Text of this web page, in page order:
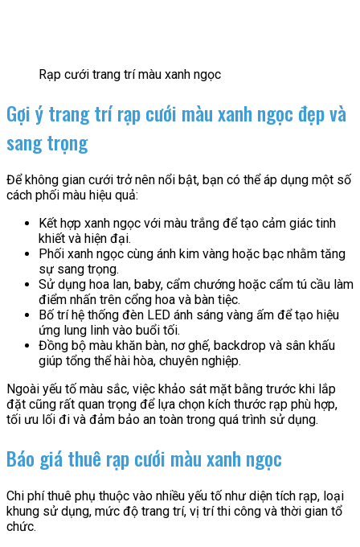
Rạp cưới trang trí màu xanh ngọc
Gợi ý trang trí rạp cưới màu xanh ngọc đẹp và
sang trọng
Để không gian cưới trở nên nổi bật, bạn có thể áp dụng một số
cách phối màu hiệu quả:
Kết hợp xanh ngọc với màu trắng để tạo cảm giác tinh
khiết và hiện đại.
Phối xanh ngọc cùng ánh kim vàng hoặc bạc nhằm tăng
sự sang trọng.
Sử dụng hoa lan, baby, cẩm chướng hoặc cẩm tú cầu làm
điểm nhấn trên cổng hoa và bàn tiệc.
Bố trí hệ thống đèn LED ánh sáng vàng ấm để tạo hiệu
ứng lung linh vào buổi tối.
Đồng bộ màu khăn bàn, nơ ghế, backdrop và sân khấu
giúp tổng thể hài hòa, chuyên nghiệp.
Ngoài yếu tố màu sắc, việc khảo sát mặt bằng trước khi lắp
đặt cũng rất quan trọng để lựa chọn kích thước rạp phù hợp,
tối ưu lối đi và đảm bảo an toàn trong quá trình sử dụng.
Báo giá thuê rạp cưới màu xanh ngọc
Chi phí thuê phụ thuộc vào nhiều yếu tố như diện tích rạp, loại
khung sử dụng, mức độ trang trí, vị trí thi công và thời gian tổ
chức.